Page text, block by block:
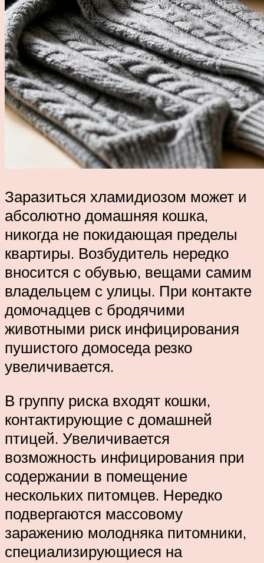
Заразиться хламидиозом может и
абсолютно домашняя кошка,
никогда не покидающая пределы
квартиры. Возбудитель нередко
вносится с обувью, вещами самим
владельцем с улицы. При контакте
домочадцев с бродячими
животными риск инфицирования
пушистого домоседа резко
увеличивается.
В группу риска входят кошки,
контактирующие с домашней
птицей. Увеличивается
возможность инфицирования при
содержании в помещение
нескольких питомцев. Нередко
подвергаются массовому
заражению молодняка питомники,
специализирующиеся на